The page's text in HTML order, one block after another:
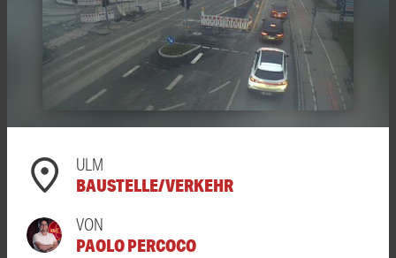
ULM
BAUSTELLE/VERKEHR
VON
PAOLO PERCOCO